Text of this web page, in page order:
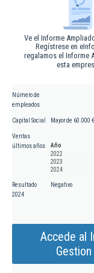
Ve el Informe
Regístrese en
regalamos el Informe
esta
Número de
empleados
Capital Social Mayor de 60.000 €
Ventas
últimos años
Año
2022
2023
2024
Resultado
2024
Negativo
Accede al